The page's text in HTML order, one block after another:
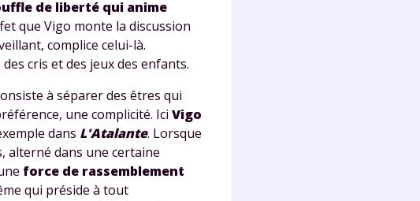
de liberté qui anime
que Vigo monte la discussion
complice celui-là.
cris et des jeux des enfants.
à séparer des êtres qui
une complicité. Ici Vigo
dans L'Atalante. Lorsque
, alterné dans une certaine
force de rassemblement
qui préside à tout
e-mail, vous
sous la
de soutien scolaire
de la
notre